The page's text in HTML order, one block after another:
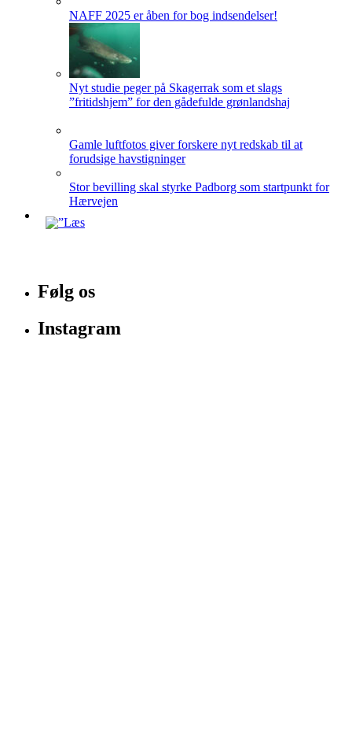
NAFF 2025 er åben for bog indsendelser!
Nyt studie peger på Skagerrak som et slags
”fritidshjem” for den gådefulde grønlandshaj
Gamle luftfotos giver forskere nyt redskab til at
forudsige havstigninger
Stor bevilling skal styrke Padborg som startpunkt for
Hærvejen
Følg os
Instagram